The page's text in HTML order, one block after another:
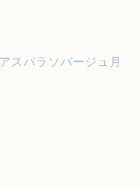
スパラソバージュ月